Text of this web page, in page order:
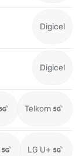
Digicel
Digicel
Telkom
LG U+